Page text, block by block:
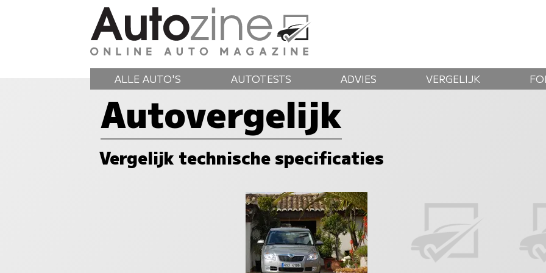
ALLE AUTO'S AUTOTESTS ADVIES VERGELIJK
Autovergelijk
Vergelijk technische specificaties